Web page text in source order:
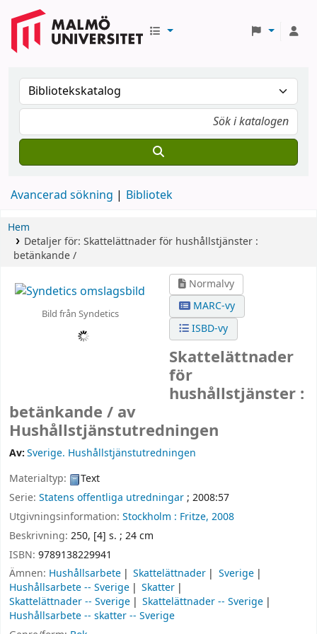
Avancerad sökning Bibliotek
Hem
Detaljer för: Skattelättnader för hushållstjänster :
betänkande /
Bild från Syndetics
Normalvy
MARC-vy
ISBD-vy
Skattelättnader
för
hushållstjänster :
betänkande / av
Hushållstjänstutredningen
Av:Sverige. Hushållstjänstutredningen
Materialtyp:
Text
Serie: Statens offentliga utredningar; 2008:57
Utgivningsinformation: Stockholm : Fritze, 2008
Beskrivning: 250, [4] s. ; 24 cm
ISBN: 9789138229941
Ämnen: Hushållsarbete Skattelättnader
Sverige
Hushållsarbete -- Sverige
Skatter
Skattelättnader -- Sverige
Skattelättnader -- Sverige
Hushållsarbete -- skatter -- Sverige